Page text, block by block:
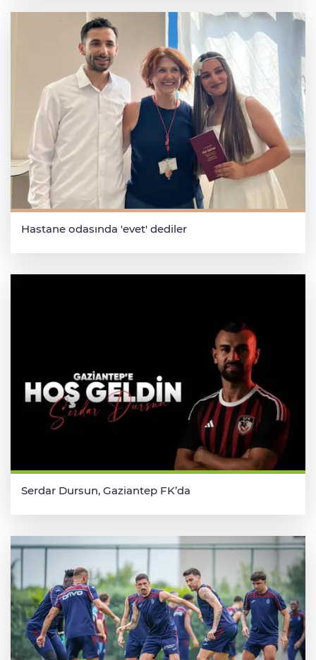
Hastane odasında 'evet' dediler
Serdar Dursun, Gaziantep FK’da